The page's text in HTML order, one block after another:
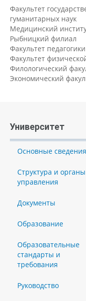
Факультет
гуманитарных наук
Медицинский
Рыбницкий филиал
Факультет
Факультет
Филологический
Экономический
Университет
Основные сведения
Структура и органы
управления
Документы
Образование
Образовательные
стандарты и
требования
Руководство